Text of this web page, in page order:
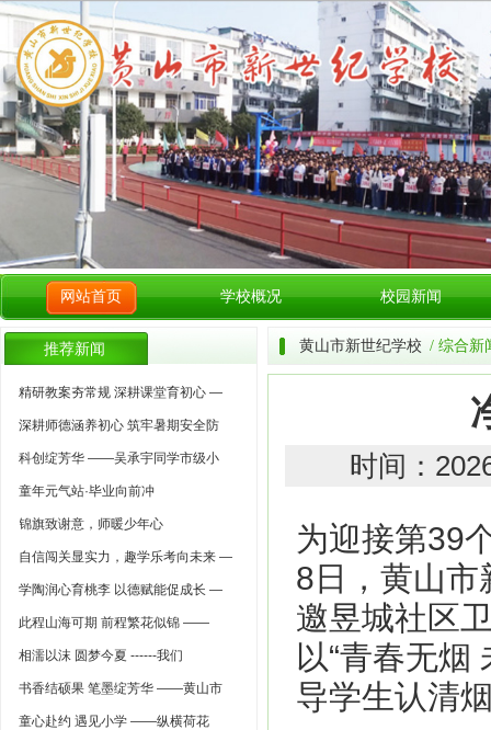
网站首页 学校概况 校园新闻
推荐新闻
精研教案夯常规 深耕课堂育初心 —
深耕师德涵养初心 筑牢暑期安全防
科创绽芳华 ——吴承宇同学市级小
童年元气站·毕业向前冲
锦旗致谢意，师暖少年心
自信闯关显实力，趣学乐考向未来 —
学陶润心育桃李 以德赋能促成长 —
此程山海可期 前程繁花似锦 ——
相濡以沫 圆梦今夏 ------我们
书香结硕果 笔墨绽芳华 ——黄山市
童心赴约 遇见小学 ——纵横荷花
黄山市新世纪学校 / 综合新
时间：
为迎接第39
8日，黄山市
邀昱城社区
以“青春无烟
导学生认清